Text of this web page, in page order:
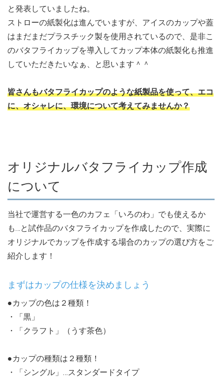
と発表していましたね。
ストローの紙製化は進んでいますが、アイスのカップや蓋
はまだまだプラスチック製を使用されているので、是非こ
のバタフライカップを導入してカップ本体の紙製化も推進
していただきたいなぁ、と思います＾＾
皆さんもバタフライカップのような紙製品を使って、エコ
に、オシャレに、環境について考えてみませんか？
オリジナルバタフライカップ作成
について
当社で運営する一色のカフェ「いろのわ」でも使えるか
も…と試作品のバタフライカップを作成したので、実際に
オリジナルでカップを作成する場合のカップの選び方をご
紹介します！
まずはカップの仕様を決めましょう
●カップの色は２種類！
・「黒」
・「クラフト」（うす茶色）
●カップの種類は２種類！
・「シングル」…スタンダードタイプ